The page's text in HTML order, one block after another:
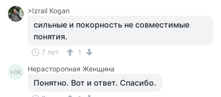
>Izrail Kogan
сильные и покорность не совместимые
понятия.
7 лет 1
НЖ Нерасторопная Женщина
Понятно. Вот и ответ. Спасибо.